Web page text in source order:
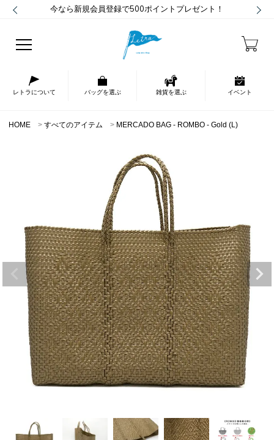
今なら新規会員登録で500ポイントプレゼント！
レトラについて バッグを選ぶ 雑貨を選ぶ イベント
HOME すべてのアイテム MERCADO BAG - ROMBO - Gold (L)